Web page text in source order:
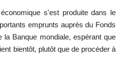
s'est produite dans le
emprunts auprès du Fonds
la Banque mondiale, espérant que
bientôt, plutôt que de procéder à